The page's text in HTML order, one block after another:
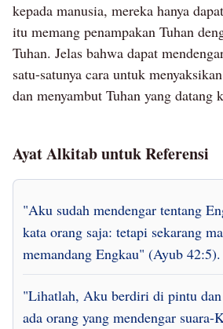
kepada manusia, mereka hanya
itu memang penampakan Tuhan
Tuhan. Jelas bahwa dapat
satu-satunya cara untuk
dan menyambut Tuhan yang datang
Ayat Alkitab untuk Referensi
"Aku sudah mendengar tentang
kata orang saja: tetapi sekarang
memandang Engkau" (Ayub 42:5).
"Lihatlah, Aku berdiri di pintu
ada orang yang mendengar suara-